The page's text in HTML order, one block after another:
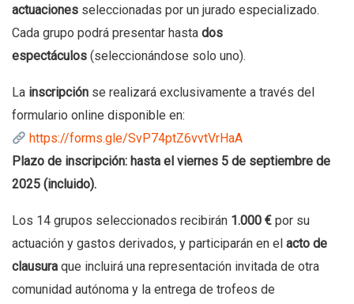
actuaciones seleccionadas por un jurado especializado.
Cada grupo podrá presentar hasta dos
espectáculos (seleccionándose solo uno).
La inscripción se realizará exclusivamente a través del
formulario online disponible en:
https://forms.gle/SvP74ptZ6vvtVrHaA
Plazo de inscripción: hasta el viernes 5 de septiembre de
2025 (incluido).
Los 14 grupos seleccionados recibirán 1.000 € por su
actuación y gastos derivados, y participarán en el acto de
clausura que incluirá una representación invitada de otra
comunidad autónoma y la entrega de trofeos de